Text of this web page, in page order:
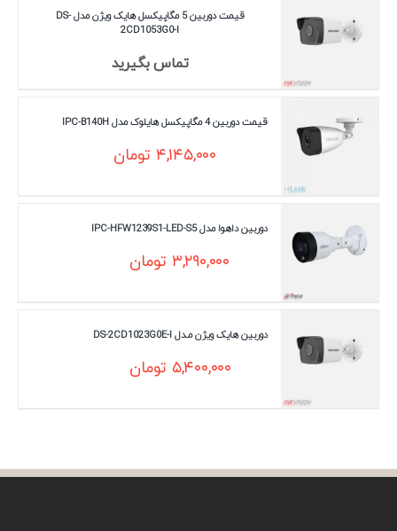
قیمت دوربین 5 مگاپیکسل هایک ویژن مدل DS-
2CD1053G0-I
تماس بگیرید
قیمت دوربین 4 مگاپیکسل هایلوک مدل IPC-B140H
۴,۱۴۵,۰۰۰ تومان
دوربین داهوا مدل IPC-HFW1239S1-LED-S5
۳,۲۹۰,۰۰۰ تومان
دوربین هایک ویژن مـدل DS-2CD1023G0E-I
۵,۴۰۰,۰۰۰ تومان